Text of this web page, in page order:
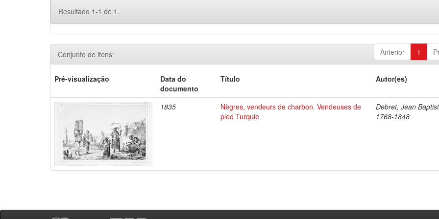
Resultado 1-1 de 1.
Anterior 1
Conjunto de itens:
Pré-visualização
Data do
documento
Título Autor(es)
1835
Nègres, vendeurs de charbon. Vendeuses de
pled Turquie
Debret, Jean
1768-1848